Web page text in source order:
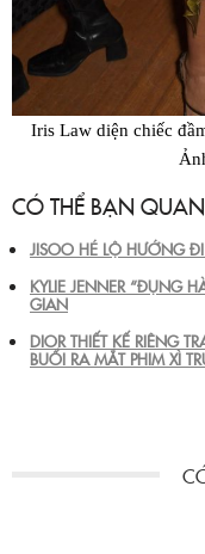
Iris Law diện chiếc
CÓ THỂ BẠN
JISOO HÉ LỘ HƯỚNG
KYLIE JENNER “ĐỤNG
GIAN
DIOR THIẾT KẾ RIÊNG
BUỔI RA MẮT PHIM XÌ